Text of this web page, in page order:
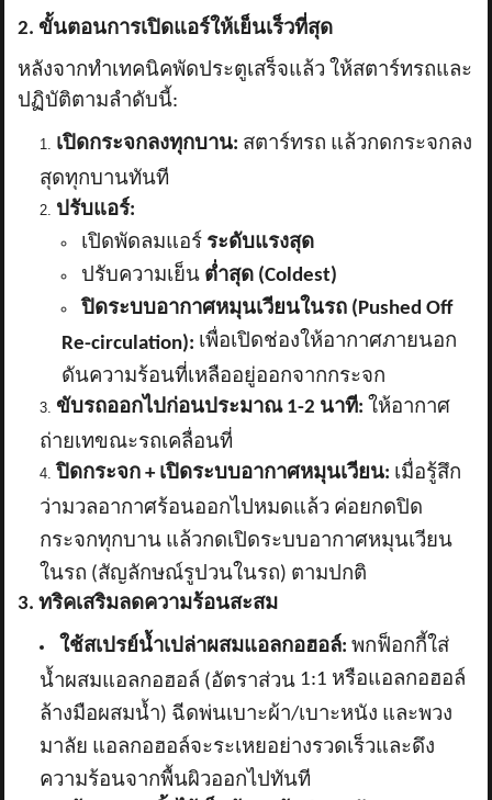
2. ขั้นตอนการเปิดแอร์ให้เย็นเร็วที่สุด
หลังจากทำเทคนิคพัดประตูเสร็จแล้ว ให้สตาร์ทรถและ
ปฏิบัติตามลำดับนี้:
เปิดกระจกลงทุกบาน: สตาร์ทรถ แล้วกดกระจกลง
สุดทุกบานทันที
ปรับแอร์:
เปิดพัดลมแอร์ ระดับแรงสุด
ปรับความเย็น ต่ำสุด (Coldest)
ปิดระบบอากาศหมุนเวียนในรถ (Pushed Off
Re-circulation): เพื่อเปิดช่องให้อากาศภายนอก
ดันความร้อนที่เหลืออยู่ออกจากกระจก
ขับรถออกไปก่อนประมาณ 1-2 นาที: ให้อากาศ
ถ่ายเทขณะรถเคลื่อนที่
ปิดกระจก + เปิดระบบอากาศหมุนเวียน: เมื่อรู้สึก
ว่ามวลอากาศร้อนออกไปหมดแล้ว ค่อยกดปิด
กระจกทุกบาน แล้วกดเปิดระบบอากาศหมุนเวียน
ในรถ (สัญลักษณ์รูปวนในรถ) ตามปกติ
3. ทริคเสริมลดความร้อนสะสม
ใช้สเปรย์น้ำเปล่าผสมแอลกอฮอล์: พกฟ็อกกี้ใส่
น้ำผสมแอลกอฮอล์ (อัตราส่วน 1:1 หรือแอลกอฮอล์
ล้างมือผสมน้ำ) ฉีดพ่นเบาะผ้า/เบาะหนัง และพวง
มาลัย แอลกอฮอล์จะระเหยอย่างรวดเร็วและดึง
ความร้อนจากพื้นผิวออกไปทันที